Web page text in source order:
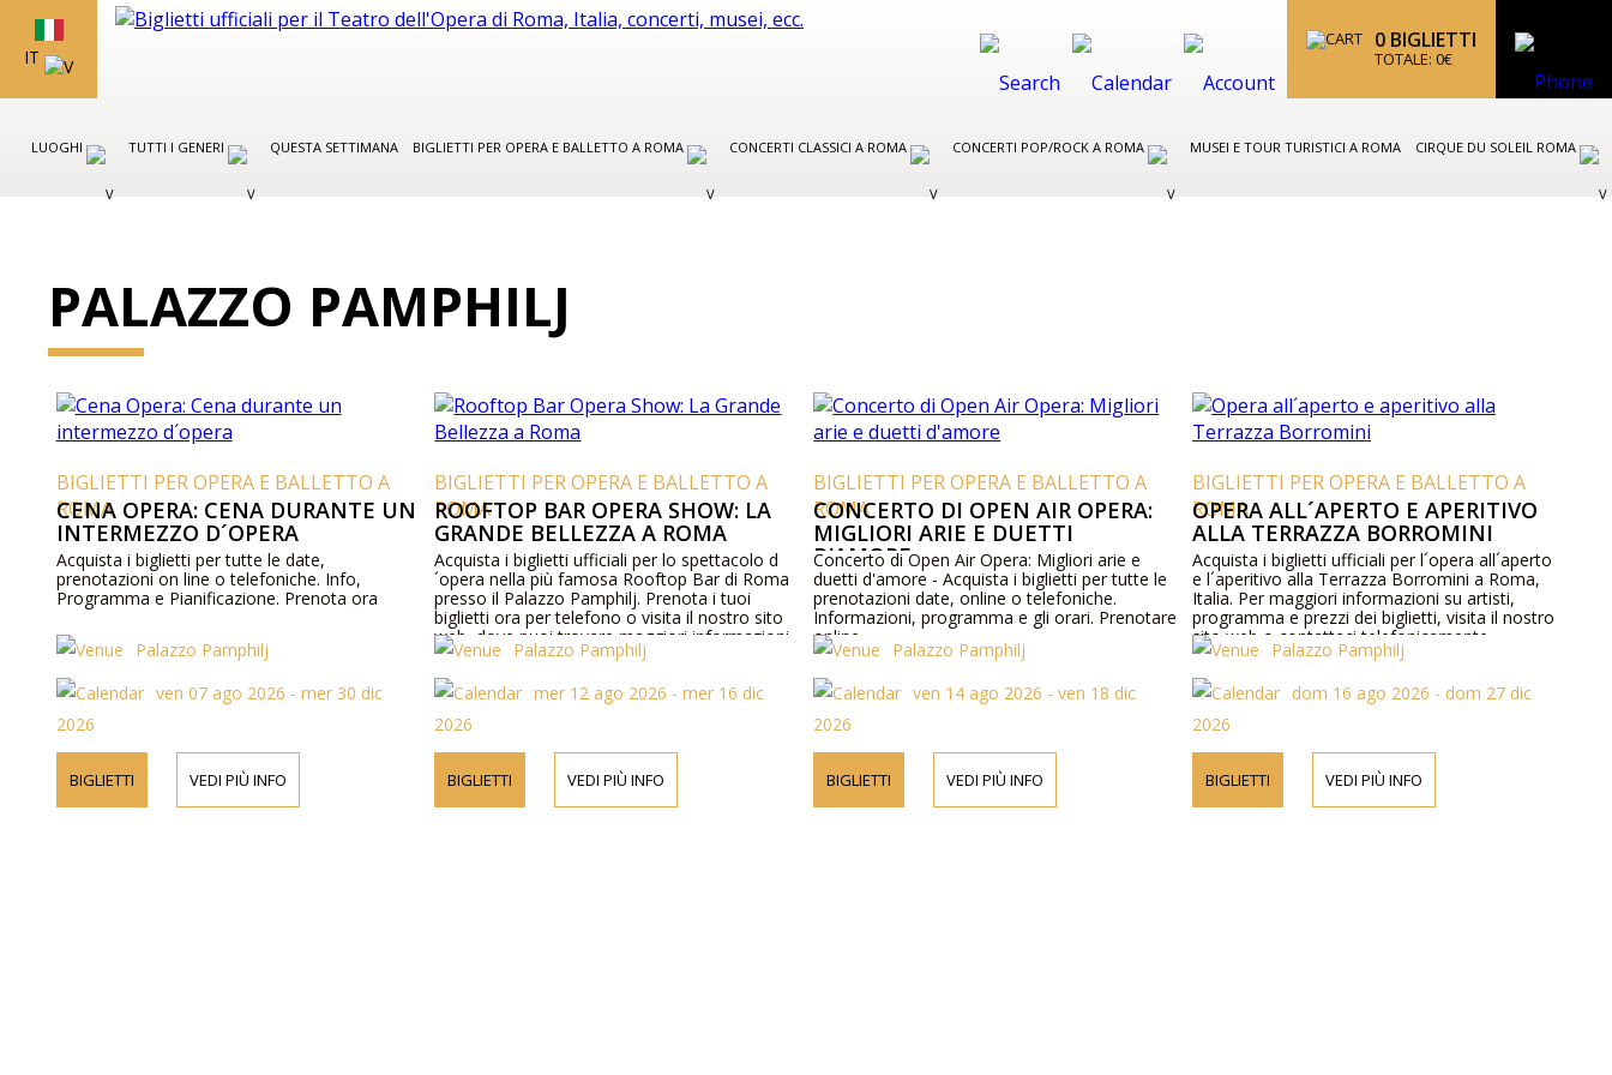
IT
0 BIGLIETTI
TOTALE: 0€
LUOGHI TUTTI I GENERI QUESTA SETTIMANA BIGLIETTI PER OPERA E BALLETTO A ROMA CONCERTI CLASSICI A ROMA CONCERTI POP/ROCK A ROMA MUSEI E TOUR TURISTICI A ROMA CIRQUE DU SOLEIL ROMA
PALAZZO PAMPHILJ
BIGLIETTI PER OPERA E BALLETTO A
ROMA
CENA OPERA: CENA DURANTE UN
INTERMEZZO D´OPERA
Acquista i biglietti per tutte le date,
prenotazioni on line o telefoniche. Info,
Programma e Pianificazione. Prenota ora
Palazzo Pamphilj
ven 07 ago 2026 - mer 30 dic
2026
BIGLIETTI VEDI PIÙ INFO
BIGLIETTI PER OPERA E BALLETTO A
ROMA
ROOFTOP BAR OPERA SHOW: LA
GRANDE BELLEZZA A ROMA
Acquista i biglietti ufficiali per lo spettacolo d
´opera nella più famosa Rooftop Bar di Roma
presso il Palazzo Pamphilj. Prenota i tuoi
biglietti ora per telefono o visita il nostro sito
web, dove puoi trovare maggiori informazioni
su artisti, programma e prezzi dei biglietti.
Palazzo Pamphilj
mer 12 ago 2026 - mer 16 dic
2026
BIGLIETTI VEDI PIÙ INFO
BIGLIETTI PER OPERA E BALLETTO A
ROMA
CONCERTO DI OPEN AIR OPERA:
MIGLIORI ARIE E DUETTI
D'AMORE
Concerto di Open Air Opera: Migliori arie e
duetti d'amore - Acquista i biglietti per tutte le
prenotazioni date, online o telefoniche.
Informazioni, programma e gli orari. Prenotare
online
Palazzo Pamphilj
ven 14 ago 2026 - ven 18 dic
2026
BIGLIETTI VEDI PIÙ INFO
BIGLIETTI PER OPERA E BALLETTO A
ROMA
OPERA ALL´APERTO E APERITIVO
ALLA TERRAZZA BORROMINI
Acquista i biglietti ufficiali per l´opera all´aperto
e l´aperitivo alla Terrazza Borromini a Roma,
Italia. Per maggiori informazioni su artisti,
programma e prezzi dei biglietti, visita il nostro
sito web o contattaci telefonicamente.
Palazzo Pamphilj
dom 16 ago 2026 - dom 27 dic
2026
BIGLIETTI VEDI PIÙ INFO